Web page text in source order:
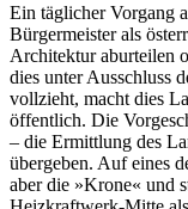
Ein täglicher Vorgang
Bürgermeister als
Architektur aburteilen
dies unter Ausschluss
vollzieht, macht dies
öffentlich. Die
– die Ermittlung des
übergeben. Auf eines
aber die »Krone« und